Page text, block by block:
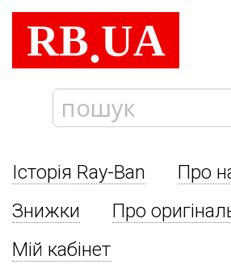
RB.UA
Історія Ray-Ban Про
Знижки
Про
Мій кабінет